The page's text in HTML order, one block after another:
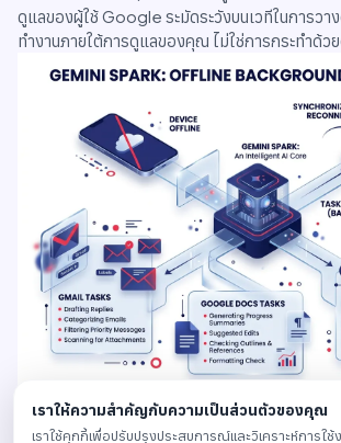
ดูแลของผู้ใช้ Google ระมัดระวังบนเวทีในการวา
ทำงานภายใต้การดูแลของคุณ ไม่ใช่การกระทำด้ว
Search Agents และ Antigravity 2.0:
เราให้ความสำคัญกับความเป็นส่วนตัวของคุณ
เราใช้คุกกี้เพื่อปรับปรุงประสบการณ์และวิเคราะห์การใ